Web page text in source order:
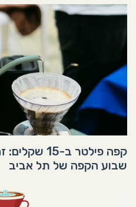
קפה פילטר
שבוע הקפה של תל אביב